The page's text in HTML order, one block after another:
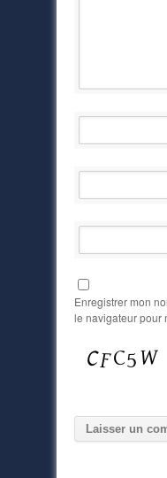
Enregistrer mon
le navigateur pour